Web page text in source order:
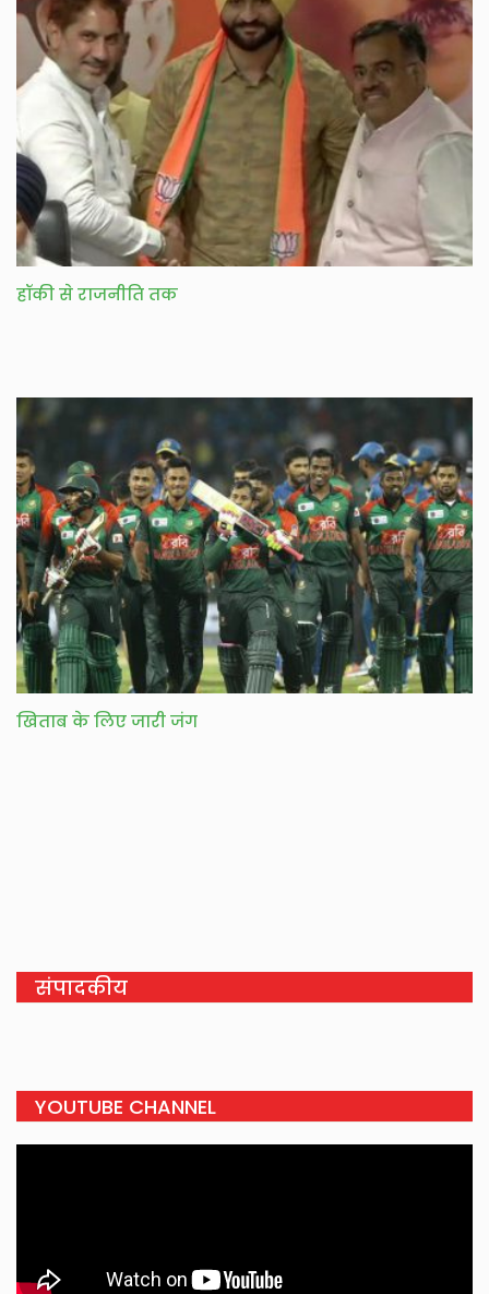
हॉकी से राजनीति तक
खिताब के लिए जारी जंग
संपादकीय
YOUTUBE CHANNEL